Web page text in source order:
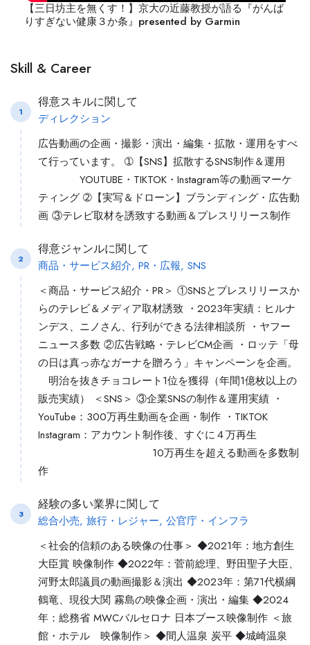
【三日坊主を無くす！】京大の近藤教授が語る『がんば
りすぎない健康３か条』presented by Garmin
Skill & Career
1
得意スキルに関して
ディレクション
広告動画の企画・撮影・演出・編集・拡散・運用をすべ
て行っています。 ➀【SNS】拡散するSNS制作＆運用
YOUTUBE・TIKTOK・Instagram等の動画マーケ
ティング ➁【実写＆ドローン】ブランディング・広告動
画 ③テレビ取材を誘致する動画＆プレスリリース制作
2
得意ジャンルに関して
商品・サービス紹介, PR・広報, SNS
＜商品・サービス紹介・PR＞ ①SNSとプレスリリースか
らのテレビ＆メディア取材誘致 ・2023年実績：ヒルナ
ンデス、ニノさん、行列ができる法律相談所 ・ヤフー
ニュース多数 ②広告戦略・テレビCM企画 ・ロッテ「母
の日は真っ赤なガーナを贈ろう」キャンペーンを企画。
明治を抜きチョコレート1位を獲得（年間1億枚以上の
販売実績） ＜SNS＞ ③企業SNSの制作＆運用実績 ・
YouTube：300万再生動画を企画・制作 ・TIKTOK
Instagram：アカウント制作後、すぐに４万再生
10万再生を超える動画を多数制
作
3
経験の多い業界に関して
総合小売, 旅行・レジャー, 公官庁・インフラ
＜社会的信頼のある映像の仕事＞ ◆2021年：地方創生
大臣賞 映像制作 ◆2022年：菅前総理、野田聖子大臣、
河野太郎議員の動画撮影＆演出 ◆2023年：第71代横綱
鶴竜、現役大関 霧島の映像企画・演出・編集 ◆2024
年：総務省 MWCバルセロナ 日本ブース映像制作 ＜旅
館・ホテル 映像制作＞ ◆間人温泉 炭平 ◆城崎温泉